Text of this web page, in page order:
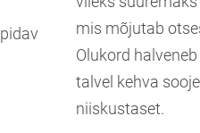
mis mõjutab
Olukord
talvel kehva
niiskustaset.